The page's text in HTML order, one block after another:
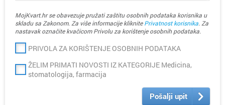
MojKvart.hr se obavezuje pružati zaštitu osobnih podataka korisnika u
skladu sa Zakonom. Za više informacije kliknitePrivatnost korisnika. Za
nastavak označite kvačicom Privolu za korištenje osobnih podataka.
PRIVOLA ZA KORIŠTENJE OSOBNIH PODATAKA
ŽELIM PRIMATI NOVOSTI IZ KATEGORIJE Medicina,
stomatologija, farmacija
Pošalji upit